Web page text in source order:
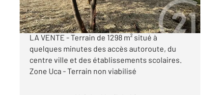
FREJUS - QUARTIER TOUR DE MARE - RARE A
LA VENTE - Terrain de 1298 m² situé à
quelques minutes des accès autoroute, du
centre ville et des établissements scolaires.
Zone Uca - Terrain non viabilisé